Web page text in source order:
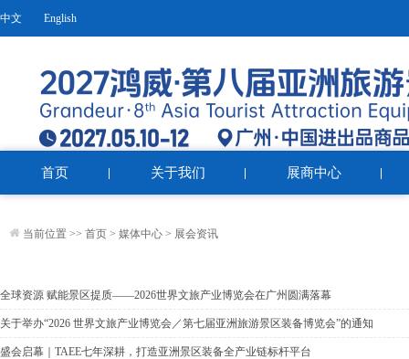
中文 English
首页 关于我们 展商中心
当前位置 >> 首页 > 媒体中心 > 展会资讯
全球资源 赋能景区提质——2026世界文旅产业博览会在广州圆满落幕
关于举办“2026 世界文旅产业博览会／第七届亚洲旅游景区装备博览会”的通知
盛会启幕｜TAEE七年深耕，打造亚洲景区装备全产业链标杆平台